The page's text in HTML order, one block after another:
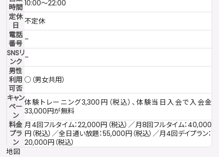
時間 10:00〜22:00
定休
日
不定休
電話
番号 –
SNSリ
ンク –
男性
利用
可否
○（男女共用）
キャン
ペー
ン
体験トレーニング3,300円（税込）、体験当日入会で入会金
33,000円が無料
料金
プラ
ン
月4回フルタイム：22,000円（税込）／月8回フルタイム：40,000
円（税込）／全日通い放題：55,000円（税込）／月4回デイプラン：
20,000円（税込）
地図